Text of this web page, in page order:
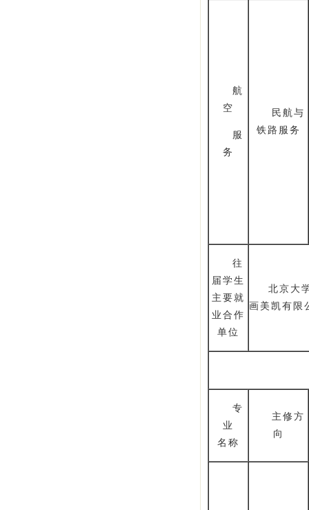
航
空
服
务
民航与
铁路服务
往
届学生
主要就
业合作
单位
北京大
画美凯有限
专
业
名称
主修方
向